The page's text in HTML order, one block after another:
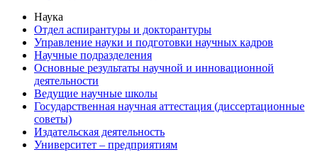
Наука
Отдел аспирантуры и докторантуры
Управление науки и подготовки научных кадров
Научные подразделения
Основные результаты научной и инновационной
деятельности
Ведущие научные школы
Государственная научная аттестация (диссертационные
советы)
Издательская деятельность
Университет – предприятиям